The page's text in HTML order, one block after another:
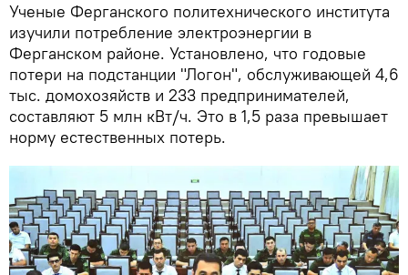
Ученые Ферганского политехнического института
изучили потребление электроэнергии в
Ферганском районе. Установлено, что годовые
потери на подстанции "Логон", обслуживающей 4,6
тыс. домохозяйств и 233 предпринимателей,
составляют 5 млн кВт/ч. Это в 1,5 раза превышает
норму естественных потерь.